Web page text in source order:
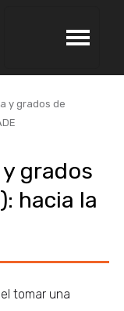
y grados de
grados
hacia la
tomar una